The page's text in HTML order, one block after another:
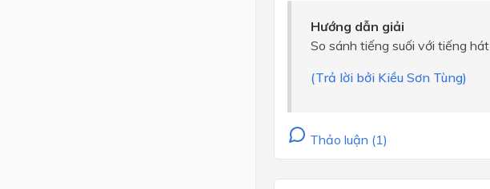
Hướng dẫn giải
So sánh tiếng suối với tiếng hát
(Trả lời bởi Kiều Sơn Tùng)
Thảo luận (1)